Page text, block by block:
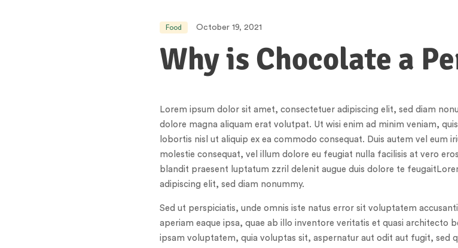
Food October 19, 2021
Why is Chocolate a
Lorem ipsum dolor sit amet, consectetuer adipiscing elit, sed diam
dolore magna aliquam erat volutpat. Ut wisi enim ad minim veniam,
lobortis nisl ut aliquip ex ea commodo consequat. Duis autem vel eum
molestie consequat, vel illum dolore eu feugiat nulla facilisis at vero
blandit praesent luptatum zzril delenit augue duis dolore te
adipiscing elit, sed diam nonummy.
Sed ut perspiciatis, unde omnis iste natus error sit voluptatem
aperiam eaque ipsa, quae ab illo inventore veritatis et quasi architecto
ipsam voluptatem, quia voluptas sit, aspernatur aut odit aut fugit, sed